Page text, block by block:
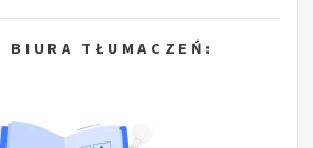
BIURA TŁUMACZEŃ: